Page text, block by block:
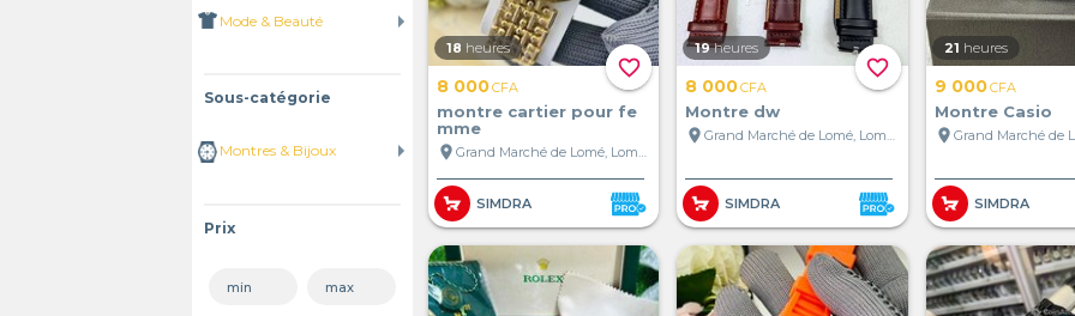
Sous-catégorie
Prix
favorite_border
18 heures
8 000CFA
montre cartier pour fe
mme
location_on
Grand Marché de Lomé, Lomé, Togo
SIMDRA
favorite_border
19 heures
8 000CFA
Montre dw
location_on
Grand Marché de Lomé, Lomé, Togo
SIMDRA
21 heures
9 000CFA
Montre Casio
location_on
SIMDRA